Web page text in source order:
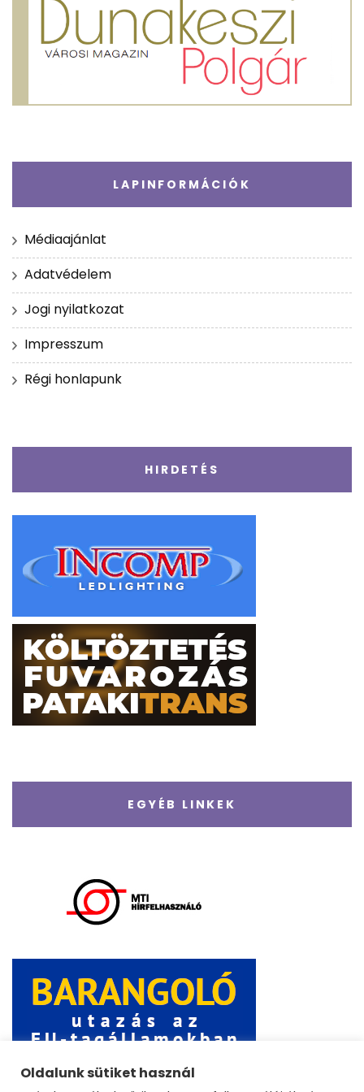
LAPINFORMÁCIÓK
Médiaajánlat
Adatvédelem
Jogi nyilatkozat
Impresszum
Régi honlapunk
HIRDETÉS
EGYÉB LINKEK
Oldalunk sütiket használ